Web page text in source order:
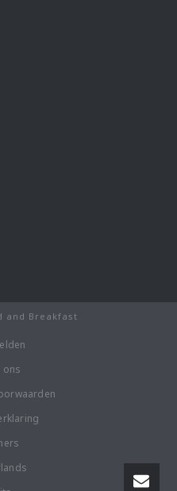
and Breakfast
ons